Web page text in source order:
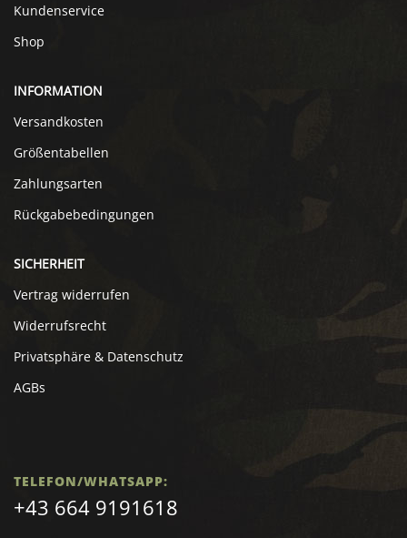
Kundenservice
Shop
INFORMATION
Versandkosten
Größentabellen
Zahlungsarten
Rückgabebedingungen
SICHERHEIT
Vertrag widerrufen
Widerrufsrecht
Privatsphäre & Datenschutz
AGBs
TELEFON/WHATSAPP:
+43 664 9191618